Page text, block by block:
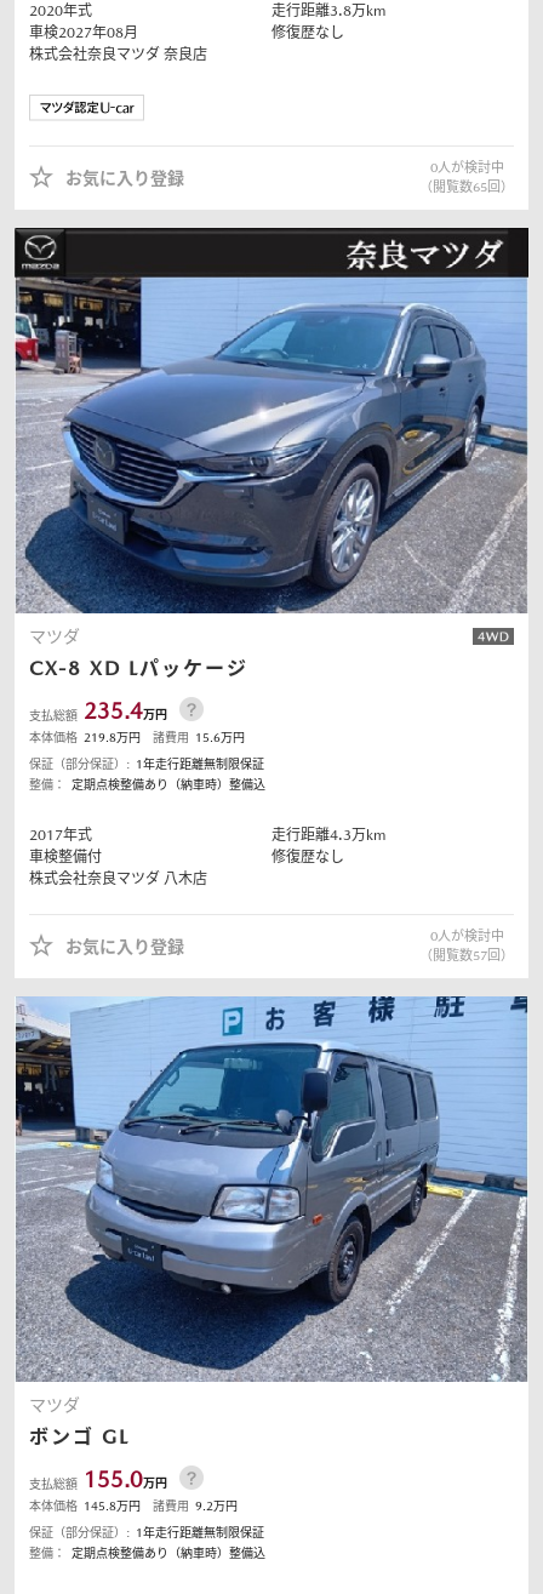
2020年式 走行距離3.8万km
車検2027年08月
修復歴なし
株式会社奈良マツダ 奈良店
お気に入り登録
0人が検討中
（閲覧数65回）
マツダ
CX-8 XD Lパッケージ
支払総額 235.4万円
本体価格 219.8万円 諸費用 15.6万円
保証（部分保証）: 1年走行距離無制限保証
整備：
定期点検整備あり（納車時）整備込
2017年式 走行距離4.3万km
車検整備付
修復歴なし
株式会社奈良マツダ 八木店
お気に入り登録
0人が検討中
（閲覧数57回）
マツダ
ボンゴ GL
支払総額 155.0万円
本体価格 145.8万円 諸費用 9.2万円
保証（部分保証）: 1年走行距離無制限保証
整備：
定期点検整備あり（納車時）整備込